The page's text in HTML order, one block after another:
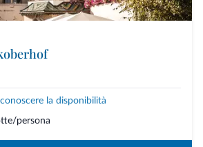
la disponibilità
persona